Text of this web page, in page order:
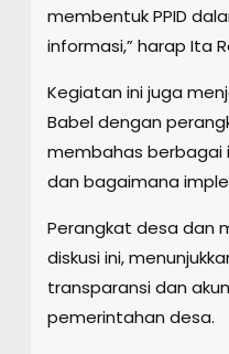
membentuk PPID
informasi,” harap Ita
Kegiatan ini juga
Babel dengan
membahas berbagai
dan bagaimana
Perangkat desa dan
diskusi ini,
transparansi dan
pemerintahan desa.